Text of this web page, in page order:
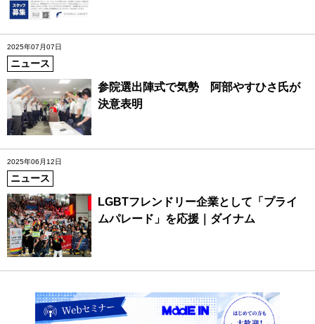
2025年07月07日
ニュース
参院選出陣式で気勢 阿部やすひさ氏が
決意表明
2025年06月12日
ニュース
LGBTフレンドリー企業として「プライ
ムパレード」を応援｜ダイナム